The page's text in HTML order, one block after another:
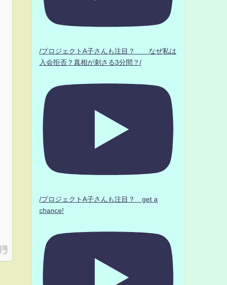
/プロジェクトA子さんも注目？ なぜ私は
入会拒否？真相が刺さる3分間？/
/プロジェクトA子さんも注目？ get a
chance!